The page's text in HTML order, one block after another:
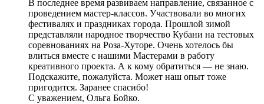
В последнее время развиваем направление, связанное с
проведением мастер-классов. Участвовали во многих
фестивалях и праздниках города. Прошлой зимой
представляли народное творчество Кубани на тестовых
соревнованиях на Роза-Хуторе. Очень хотелось бы
влиться вместе с нашими Мастерами в работу
креативного проекта. А к кому обратиться — не знаю.
Подскажите, пожалуйста. Может наш опыт тоже
пригодится. Заранее спасибо!
С уважением, Ольга Бойко.